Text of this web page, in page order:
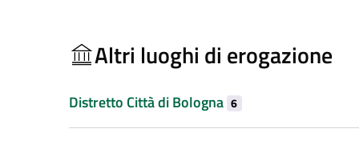
Altri luoghi di erogazione
Distretto Città di Bologna 6